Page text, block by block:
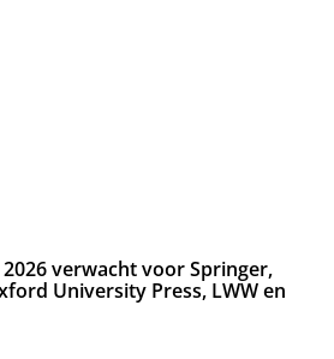
verwacht voor Springer,
University Press, LWW en